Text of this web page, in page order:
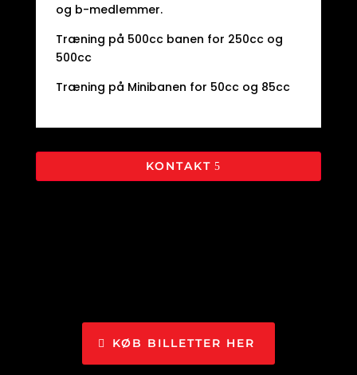
og b-medlemmer.
Træning på 500cc banen for 250cc og
500cc
Træning på Minibanen for 50cc og 85cc
KONTAKT
KØB BILLETTER HER